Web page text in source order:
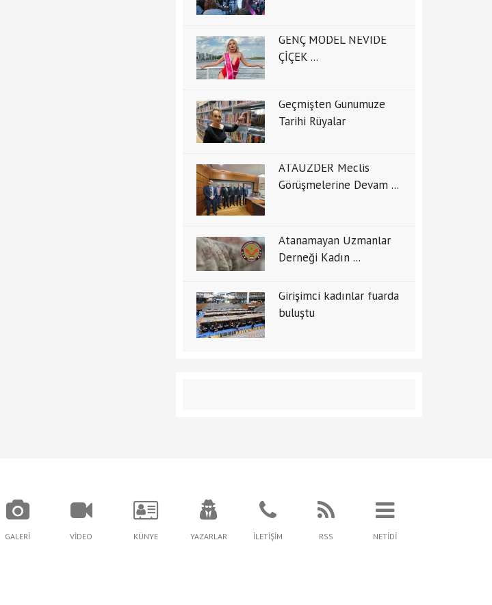
GENÇ MODEL NEVİDE
ÇİÇEK ...
Geçmişten Günümüze
Tarihi Rüyalar
ATAUZDER Meclis
Görüşmelerine Devam ...
Atanamayan Uzmanlar
Derneği Kadın ...
Girişimci kadınlar fuarda
buluştu
GALERİ VİDEO KÜNYE YAZARLAR İLETİŞİM RSS NETİDİ